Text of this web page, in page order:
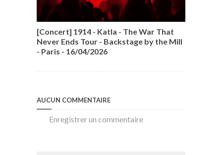
[Concert] 1914 - Katla - The War That
Never Ends Tour - Backstage by the Mill
- Paris - 16/04/2026
AUCUN COMMENTAIRE
Enregistrer un commentaire